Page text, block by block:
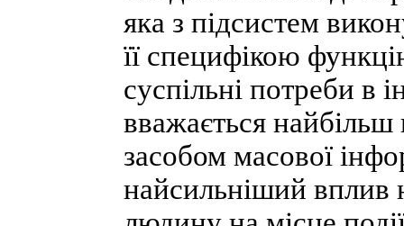
яка з підсистем
її специфікою
суспільні потреби в
вважається
засобом масової
найсильніший вплив